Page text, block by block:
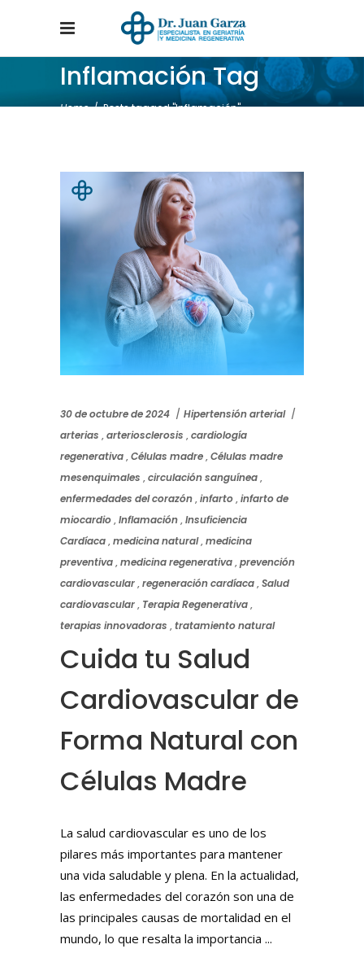
Inflamación Tag
Home/Posts tagged "Inflamación"
30 de octubre de 2024
Hipertensión arterial
arterias ,arteriosclerosis ,cardiología
regenerativa,Células madre,Células madre
mesenquimales ,circulación sanguínea,
enfermedades del corazón,infarto,infarto de
miocardio,Inflamación,Insuficiencia
Cardíaca,medicina natural,medicina
preventiva,medicina regenerativa,prevención
cardiovascular,regeneración cardíaca,Salud
cardiovascular, Terapia Regenerativa,
terapias innovadoras ,tratamiento natural
Cuida tu Salud
Cardiovascular de
Forma Natural con
Células Madre
La salud cardiovascular es uno de los
pilares más importantes para mantener
una vida saludable y plena. En la actualidad,
las enfermedades del corazón son una de
las principales causas de mortalidad en el
mundo, lo que resalta la importancia